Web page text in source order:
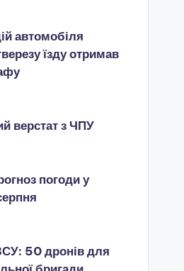
автомобіля
їзду отримав
верстат з ЧПУ
погоди у
50 дронів для